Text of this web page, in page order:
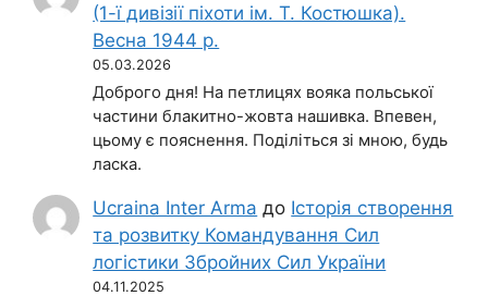
(1-ї дивізії піхоти ім. Т. Костюшка).
Весна 1944 р.
05.03.2026
Доброго дня! На петлицях вояка польської
частини блакитно-жовта нашивка. Впевен,
цьому є пояснення. Поділіться зі мною, будь
ласка.
Ucraina Inter Arma до Історія створення
та розвитку Командування Сил
логістики Збройних Сил України
04.11.2025